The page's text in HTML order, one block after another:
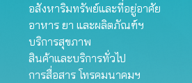
อสังหาริมทรัพย์และที่อยู่อาศัย
อาหาร ยา และผลิตภัณฑ์ฯ
บริการสุขภาพ
สินค้าและบริการทั่วไป
การสื่อสาร โทรคมนาคมฯ